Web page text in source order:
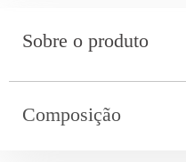
Sobre o produto
Composição